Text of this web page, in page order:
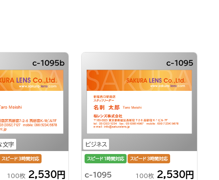
文字
c-1095b
スピード3時間対応
100枚 2,530円
ビジネス
c-1095
スピード1時間対応 スピード3時間対応
c-1095 100枚 2,530円